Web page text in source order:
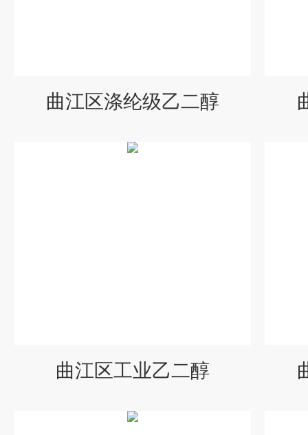
曲江区涤纶级乙二醇
曲江区工业乙二醇